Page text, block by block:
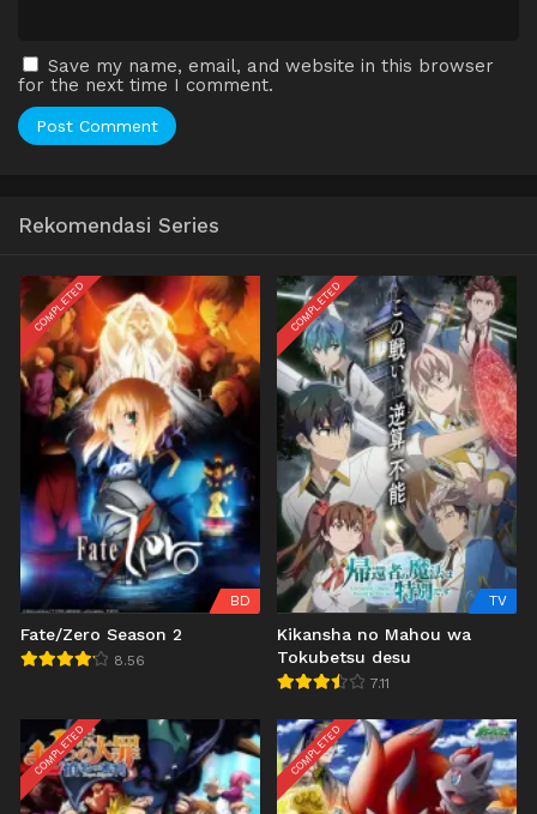
Save my name, email, and website in this browser
for the next time I comment.
Rekomendasi Series
COMPLETED
BD
Fate/Zero Season 2
8.56
COMPLETED
TV
Kikansha no Mahou wa
Tokubetsu desu
7.11
COMPLETED COMPLETED